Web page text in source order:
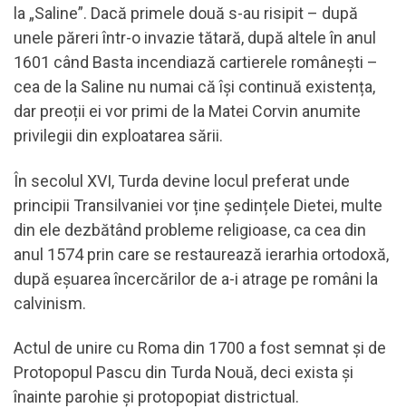
la „Saline”. Dacă primele două s-au risipit – după
unele păreri într-o invazie tătară, după altele în anul
1601 când Basta incendiază cartierele românești –
cea de la Saline nu numai că își continuă existența,
dar preoții ei vor primi de la Matei Corvin anumite
privilegii din exploatarea sării.
În secolul XVI, Turda devine locul preferat unde
principii Transilvaniei vor ține ședințele Dietei, multe
din ele dezbătând probleme religioase, ca cea din
anul 1574 prin care se restaurează ierarhia ortodoxă,
după eșuarea încercărilor de a-i atrage pe români la
calvinism.
Actul de unire cu Roma din 1700 a fost semnat și de
Protopopul Pascu din Turda Nouă, deci exista și
înainte parohie și protopopiat districtual.